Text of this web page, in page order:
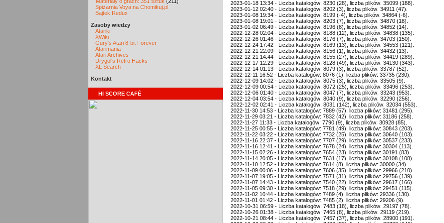
Spiżarnia Voya na Chomikuj.pl
Bajtek Redux
Zasoby wiedzy
Atariki
XWiki
Gury's Atari 8-bit Forever
Atarimania
Atari Archives
Drygol's Retro Hacks
XL Search
Kontakt
HI SCORE CAFÉ
2023-01-18 13:34 - Liczba katalogów: 8230 (28), liczba plików: 35099 (188).
2023-01-12 02:40 - Liczba katalogów: 8202 (3), liczba plików: 34911 (47).
2023-01-08 19:34 - Liczba katalogów: 8199 (-4), liczba plików: 34864 (-6).
2023-01-08 19:01 - Liczba katalogów: 8203 (7), liczba plików: 34870 (18).
2023-01-02 06:49 - Liczba katalogów: 8196 (8), liczba plików: 34852 (14).
2022-12-28 02:04 - Liczba katalogów: 8188 (12), liczba plików: 34838 (135).
2022-12-26 01:46 - Liczba katalogów: 8176 (7), liczba plików: 34703 (150).
2022-12-24 17:42 - Liczba katalogów: 8169 (13), liczba plików: 34553 (121).
2022-12-21 22:09 - Liczba katalogów: 8156 (1), liczba plików: 34432 (13).
2022-12-21 14:44 - Liczba katalogów: 8155 (27), liczba plików: 34419 (289).
2022-12-17 12:29 - Liczba katalogów: 8128 (49), liczba plików: 34130 (343).
2022-12-14 01:13 - Liczba katalogów: 8079 (3), liczba plików: 33787 (52).
2022-12-11 16:52 - Liczba katalogów: 8076 (1), liczba plików: 33735 (230).
2022-12-09 14:02 - Liczba katalogów: 8075 (3), liczba plików: 33505 (9).
2022-12-09 00:54 - Liczba katalogów: 8072 (25), liczba plików: 33496 (253).
2022-12-06 01:40 - Liczba katalogów: 8047 (7), liczba plików: 33243 (953).
2022-12-04 03:54 - Liczba katalogów: 8040 (9), liczba plików: 32290 (256).
2022-12-02 02:41 - Liczba katalogów: 8031 (142), liczba plików: 32034 (553).
2022-11-30 14:53 - Liczba katalogów: 7889 (57), liczba plików: 31481 (295).
2022-11-29 03:21 - Liczba katalogów: 7832 (42), liczba plików: 31186 (258).
2022-11-27 11:33 - Liczba katalogów: 7790 (9), liczba plików: 30928 (85).
2022-11-25 00:55 - Liczba katalogów: 7781 (49), liczba plików: 30843 (203).
2022-11-22 03:22 - Liczba katalogów: 7732 (25), liczba plików: 30640 (103).
2022-11-16 22:37 - Liczba katalogów: 7707 (29), liczba plików: 30537 (233).
2022-11-16 12:41 - Liczba katalogów: 7678 (24), liczba plików: 30304 (113).
2022-11-15 02:26 - Liczba katalogów: 7654 (23), liczba plików: 30191 (83).
2022-11-14 20:05 - Liczba katalogów: 7631 (17), liczba plików: 30108 (108).
2022-11-10 12:52 - Liczba katalogów: 7614 (8), liczba plików: 30000 (34).
2022-11-09 00:06 - Liczba katalogów: 7606 (35), liczba plików: 29966 (210).
2022-11-07 19:05 - Liczba katalogów: 7571 (31), liczba plików: 29756 (139).
2022-11-07 14:43 - Liczba katalogów: 7540 (22), liczba plików: 29617 (166).
2022-11-05 09:30 - Liczba katalogów: 7518 (29), liczba plików: 29451 (115).
2022-11-02 10:44 - Liczba katalogów: 7489 (4), liczba plików: 29336 (130).
2022-11-01 01:42 - Liczba katalogów: 7485 (2), liczba plików: 29206 (9).
2022-10-31 06:59 - Liczba katalogów: 7483 (18), liczba plików: 29197 (78).
2022-10-26 01:38 - Liczba katalogów: 7465 (8), liczba plików: 29119 (219).
2022-10-21 08:44 - Liczba katalogów: 7457 (37), liczba plików: 28900 (191).